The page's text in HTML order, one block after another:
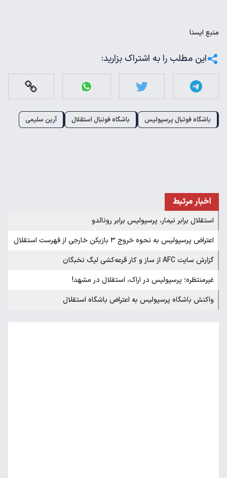
منبع ايسنا
این مطلب را به اشتراک بزارید:
باشگاه فوتبال پرسپولیس باشگاه فوتبال استقلال آرین سلیمی
اخبار مرتبط
استقلال برابر نیمار، پرسپولیس برابر رونالدو
اعتراض پرسپولیس به نحوه خروج ۳ بازیکن خارجی از فهرست استقلال
گزارش سایت AFC از ساز و کار قرعه‌کشی لیگ نخبگان
غیرمنتظره؛ پرسپولیس در اراک، استقلال در مشهد!
واکنش باشگاه پرسپولیس به اعتراض باشگاه استقلال